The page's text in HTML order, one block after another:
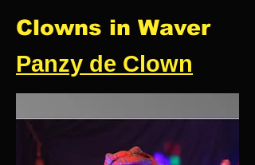
Clowns in Waver
Panzy de Clown